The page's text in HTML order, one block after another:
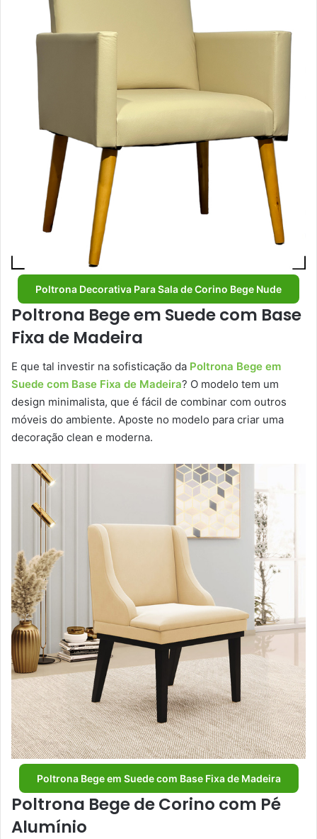
Poltrona Decorativa Para Sala de Corino Bege Nude
Poltrona Bege em Suede com Base
Fixa de Madeira
E que tal investir na sofisticação da Poltrona Bege em
Suede com Base Fixa de Madeira? O modelo tem um
design minimalista, que é fácil de combinar com outros
móveis do ambiente. Aposte no modelo para criar uma
decoração clean e moderna.
Poltrona Bege em Suede com Base Fixa de Madeira
Poltrona Bege de Corino com Pé
Alumínio